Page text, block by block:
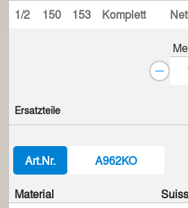
1/2
150 153 Komplett
Ersatzteile
Art.Nr. A962KO
Material